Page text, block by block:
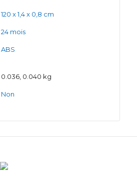
120 x 1,4 x 0,8 cm
24 mois
ABS
0.036, 0.040 kg
Non